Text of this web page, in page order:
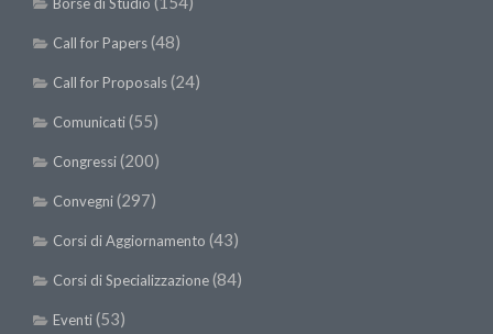
Call for Papers(48)
Call for Proposals(24)
Comunicati(55)
Congressi(200)
Convegni(297)
Corsi di Aggiornamento (43)
Corsi di Specializzazione(84)
Eventi(53)